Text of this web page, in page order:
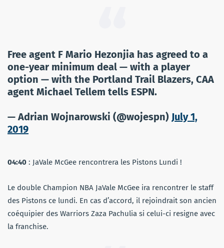
Free agent F Mario Hezonjia has agreed to a
one-year minimum deal — with a player
option — with the Portland Trail Blazers, CAA
agent Michael Tellem tells ESPN.
— Adrian Wojnarowski (@wojespn) July 1,
2019
04:40 : JaVale McGee rencontrera les Pistons Lundi !
Le double Champion NBA JaVale McGee ira rencontrer le staff
des Pistons ce lundi. En cas d’accord, il rejoindrait son ancien
coéquipier des Warriors Zaza Pachulia si celui-ci resigne avec
la franchise.